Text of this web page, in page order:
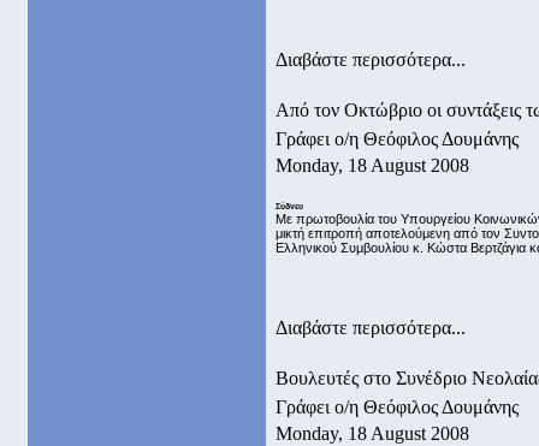
Διαβάστε περισσότερα...
Από τον Οκτώβριο οι συντάξεις
Γράφει ο/η Θεόφιλος Δουμάνης
Monday, 18 August 2008
Σύδνευ
Με πρωτοβουλία του Υπουργείου
μικτή επιτροπή αποτελούμενη από τον
Ελληνικού Συμβουλίου κ. Κώστα Βερτζάγια
Διαβάστε περισσότερα...
Βουλευτές στο Συνέδριο
Γράφει ο/η Θεόφιλος Δουμάνης
Monday, 18 August 2008